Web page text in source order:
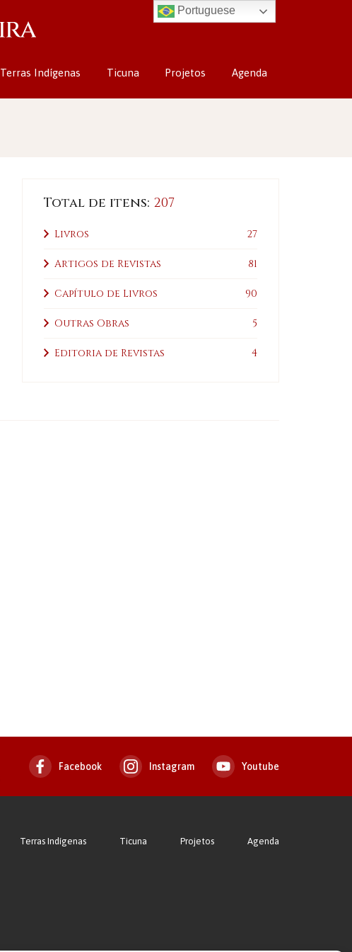
Terras Indígenas Ticuna Projetos Agenda
Total de itens: 207
Livros 27
Artigos de Revistas 81
Capítulo de Livros 90
Outras Obras 5
Editoria de Revistas 4
Facebook Instagram Youtube
Terras Indígenas Ticuna Projetos Agenda
Portuguese